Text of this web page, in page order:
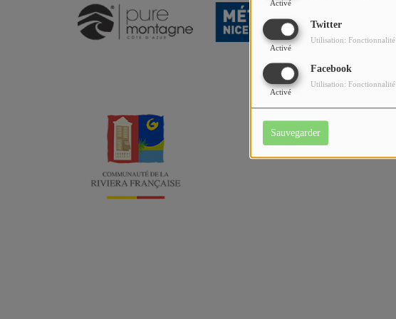
Activé
Twitter
Activé
Utilisation: Fonctionnalité
Facebook
Activé
Utilisation: Fonctionnalité
Sauvegarder